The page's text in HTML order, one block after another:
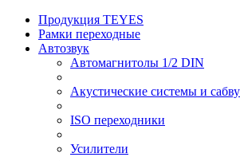
Продукция TEYES
Рамки переходные
Автозвук
Автомагнитолы 1/2 DIN
Акустические системы и
ISO переходники
Усилители